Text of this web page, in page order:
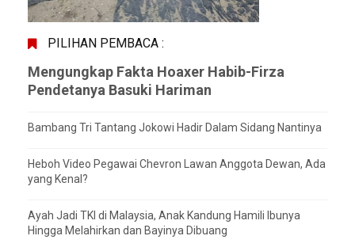
PILIHAN PEMBACA :
Mengungkap Fakta Hoaxer Habib-Firza
Pendetanya Basuki Hariman
Bambang Tri Tantang Jokowi Hadir Dalam Sidang Nantinya
Heboh Video Pegawai Chevron Lawan Anggota Dewan, Ada
yang Kenal?
Ayah Jadi TKI di Malaysia, Anak Kandung Hamili Ibunya
Hingga Melahirkan dan Bayinya Dibuang